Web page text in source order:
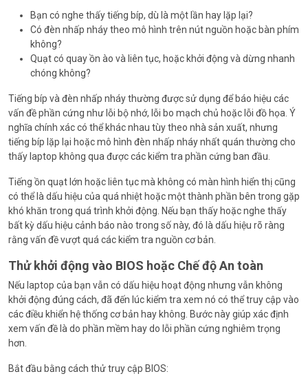
Bạn có nghe thấy tiếng bíp, dù là một lần hay lặp lại?
Có đèn nhấp nháy theo mô hình trên nút nguồn hoặc bàn phím
không?
Quạt có quay ồn ào và liên tục, hoặc khởi động và dừng nhanh
chóng không?
Tiếng bíp và đèn nhấp nháy thường được sử dụng để báo hiệu các
vấn đề phần cứng như lỗi bộ nhớ, lỗi bo mạch chủ hoặc lỗi đồ họa. Ý
nghĩa chính xác có thể khác nhau tùy theo nhà sản xuất, nhưng
tiếng bíp lặp lại hoặc mô hình đèn nhấp nháy nhất quán thường cho
thấy laptop không qua được các kiểm tra phần cứng ban đầu.
Tiếng ồn quạt lớn hoặc liên tục mà không có màn hình hiển thị cũng
có thể là dấu hiệu của quá nhiệt hoặc một thành phần bên trong gặp
khó khăn trong quá trình khởi động. Nếu bạn thấy hoặc nghe thấy
bất kỳ dấu hiệu cảnh báo nào trong số này, đó là dấu hiệu rõ ràng
rằng vấn đề vượt quá các kiểm tra nguồn cơ bản.
Thử khởi động vào BIOS hoặc Chế độ An toàn
Nếu laptop của bạn vẫn có dấu hiệu hoạt động nhưng vẫn không
khởi động đúng cách, đã đến lúc kiểm tra xem nó có thể truy cập vào
các điều khiển hệ thống cơ bản hay không. Bước này giúp xác định
xem vấn đề là do phần mềm hay do lỗi phần cứng nghiêm trọng
hơn.
Bắt đầu bằng cách thử truy cập BIOS: